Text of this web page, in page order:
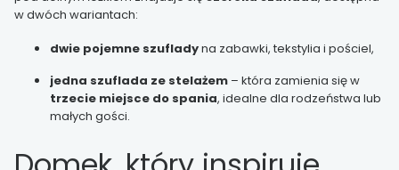
w dwóch wariantach:
dwie pojemne szufladyna zabawki, tekstylia i pościel,
jedna szuflada ze stelażem – która zamienia się w
trzecie miejsce do spania, idealne dla rodzeństwa lub
małych gości.